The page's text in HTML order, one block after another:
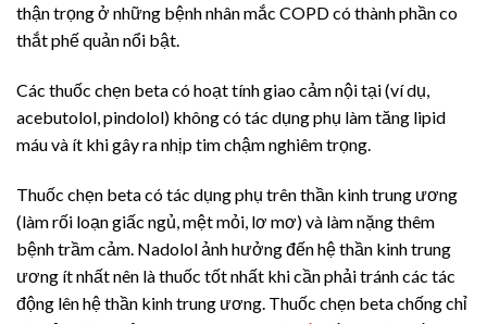
thận trọng ở những bệnh nhân mắc COPD có thành phần co
thắt phế quản nổi bật.
Các thuốc chẹn beta có hoạt tính giao cảm nội tại (ví dụ,
acebutolol, pindolol) không có tác dụng phụ làm tăng lipid
máu và ít khi gây ra nhịp tim chậm nghiêm trọng.
Thuốc chẹn beta có tác dụng phụ trên thần kinh trung ương
(làm rối loạn giấc ngủ, mệt mỏi, lơ mơ) và làm nặng thêm
bệnh trầm cảm. Nadolol ảnh hưởng đến hệ thần kinh trung
ương ít nhất nên là thuốc tốt nhất khi cần phải tránh các tác
động lên hệ thần kinh trung ương. Thuốc chẹn beta chống chỉ